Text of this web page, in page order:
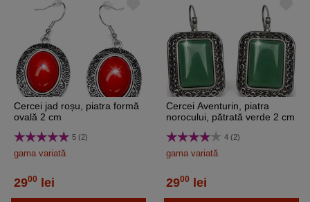
Cercei jad roșu, piatra formă
ovală 2 cm
5 (2)
gama variată
2900 lei
Cercei Aventurin, piatra
norocului, pătrată verde 2 cm
4 (2)
gama variată
2900 lei